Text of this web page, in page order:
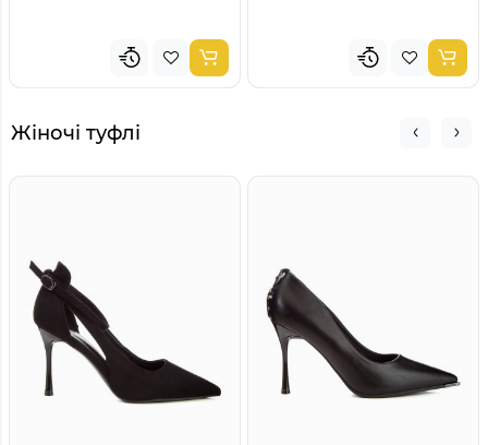
Жіночі туфлі